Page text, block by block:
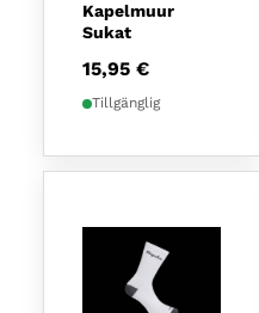
Kapelmuur
Sukat
15,95 €
Tillgänglig